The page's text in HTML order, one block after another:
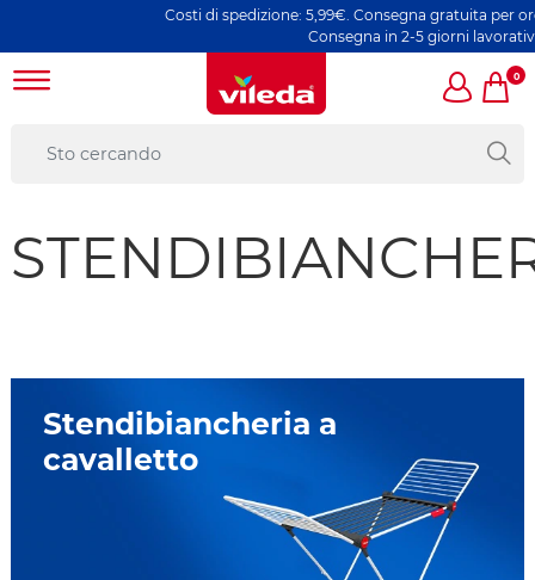
Costi di spedizione: 5,99€. Consegna gratuita per
Consegna in 2-5 giorni lavorativi
0
Stendibiancheria a
cavalletto